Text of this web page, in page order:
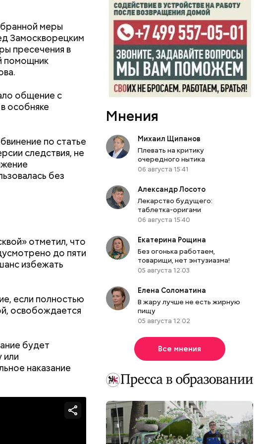
меры
Замоскворецким
пресечения в
помощник
общение с
особняке
по статье
следствия, не
без
отметил, что
до пяти
избежать
если полностью
освобождается
будет
или
наказание
хорошим
ну а пример — мои
—
появился на
в 2012 году.
в социальных
детского
Мнения
Михаил Щипанов
Плевать на критику
очередного нытика
06 августа 15:41
Александр Лосото
Лекарство будущего:
таблетка-оригами
06 августа 15:40
Екатерина Рощина
Без огонька работаем,
товарищи, нет энтузиазма!
05 августа 12:03
Елена Соломатина
В жару лучше не есть жирную
пищу
05 августа 12:02
Все мнения